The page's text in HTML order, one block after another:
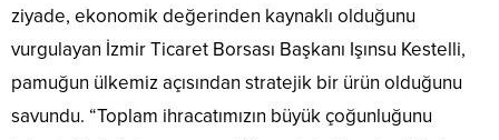
ziyade, ekonomik değerinden kaynaklı olduğunu
vurgulayan İzmir Ticaret Borsası Başkanı Işınsu Kestelli,
pamuğun ülkemiz açısından stratejik bir ürün olduğunu
savundu. “Toplam ihracatımızın büyük çoğunluğunu